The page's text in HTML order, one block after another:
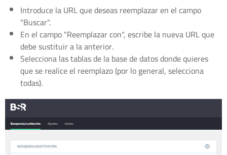
Introduce la URL que deseas reemplazar en el campo
"Buscar".
En el campo "Reemplazar con", escribe la nueva URL que
debe sustituir a la anterior.
Selecciona las tablas de la base de datos donde quieres
que se realice el reemplazo (por lo general, selecciona
todas).